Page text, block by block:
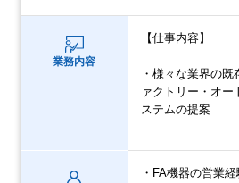
業務内容
【仕事内容】
・様々な業界の
ァクトリー・オー
ステムの提案
・FA機器の営業